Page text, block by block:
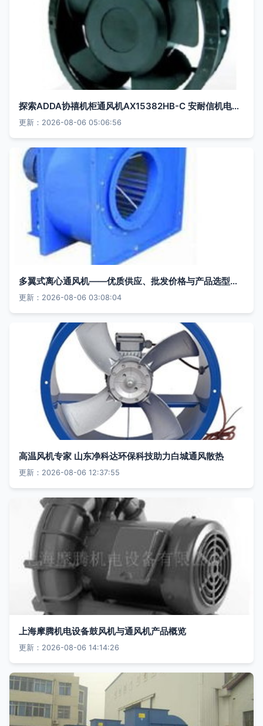
探索ADDA协禧机柜通风机AX15382HB-C 安耐信机电的核心优势与应用价值
更新：2026-08-06 05:06:56
多翼式离心通风机——优质供应、批发价格与产品选型指南
更新：2026-08-06 03:08:04
高温风机专家 山东净科达环保科技助力白城通风散热
更新：2026-08-06 12:37:55
上海摩腾机电设备鼓风机与通风机产品概览
更新：2026-08-06 14:14:26